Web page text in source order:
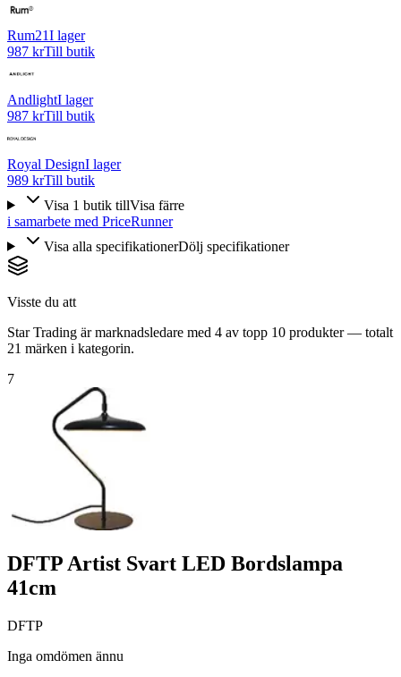
Rum21I lager
987 krTill butik
AndlightI lager
987 krTill butik
Royal DesignI lager
989 krTill butik
Visa 1 butik tillVisa färre
i samarbete med PriceRunner
Visa alla specifikationerDölj specifikationer
Visste du att
Star Trading är marknadsledare med 4 av topp 10 produkter — totalt
21 märken i kategorin.
7
DFTP Artist Svart LED Bordslampa
41cm
DFTP
Inga omdömen ännu